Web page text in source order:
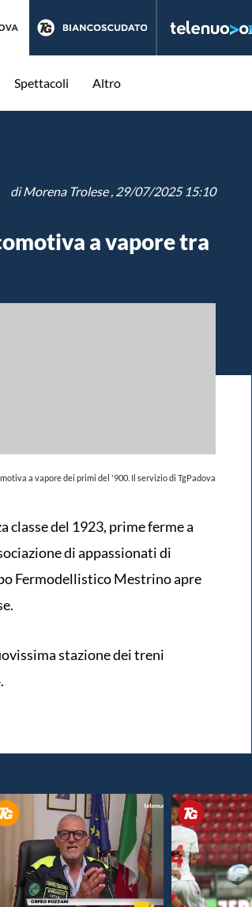
Spettacoli Altro
diMorena Trolese, 29/07/2025 15:10
a vapore tra
a vapore dei primi del '900. Il servizio di TgPadova
classe del 1923, prime ferme a
di appassionati di
Fermodellistico Mestrino apre
stazione dei treni